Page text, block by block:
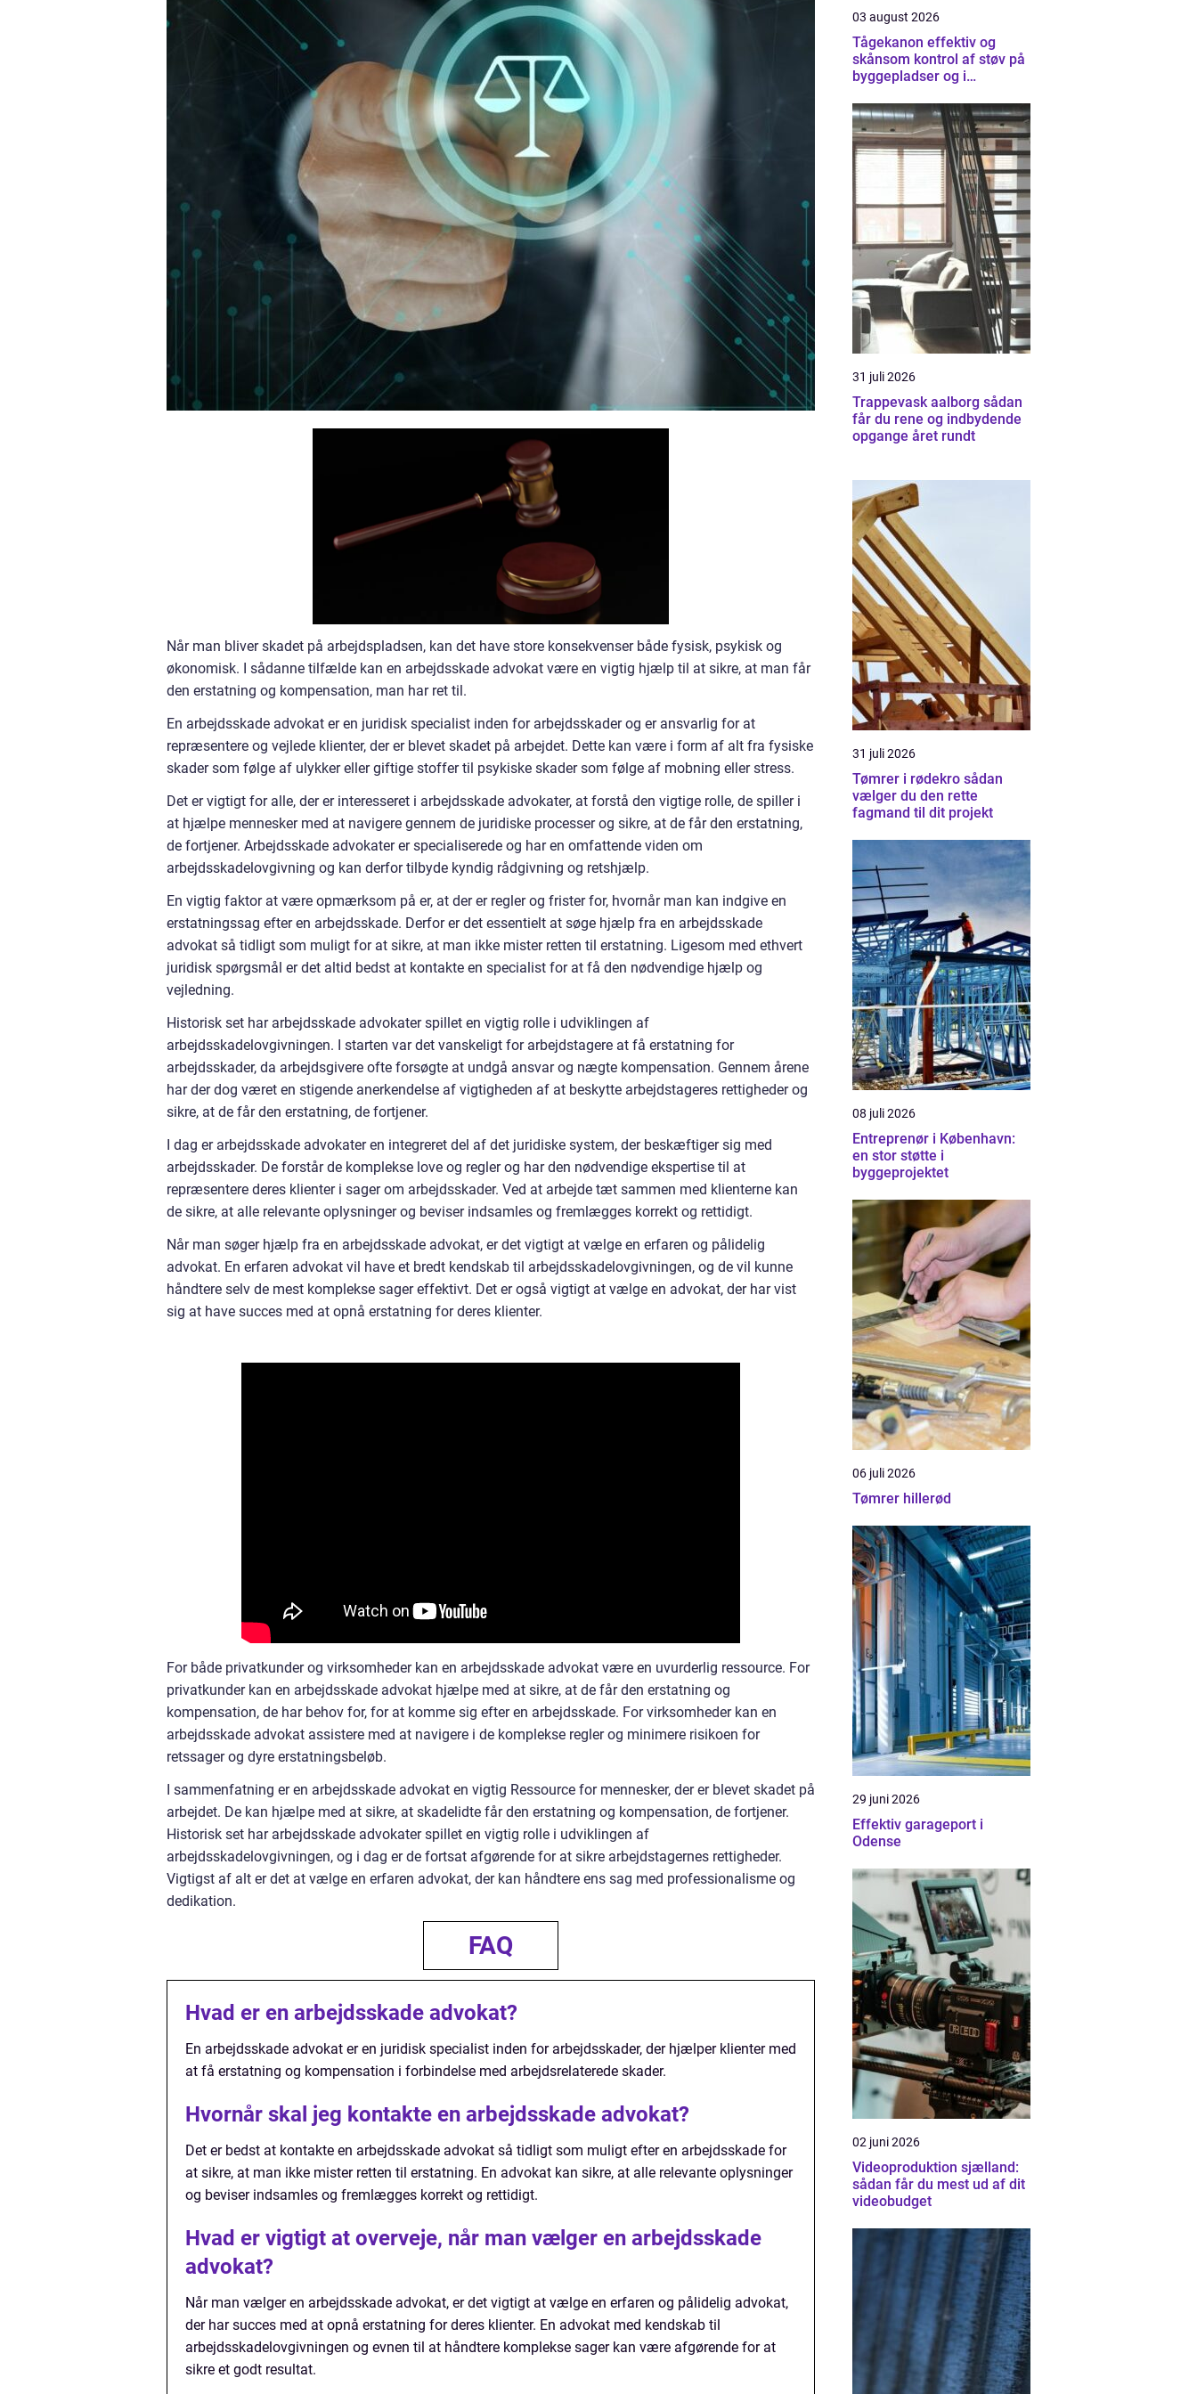
Når man bliver skadet på arbejdspladsen, kan det have store konsekvenser både fysisk, psykisk og
økonomisk. I sådanne tilfælde kan en arbejdsskade advokat være en vigtig hjælp til at sikre, at man får
den erstatning og kompensation, man har ret til.
En arbejdsskade advokat er en juridisk specialist inden for arbejdsskader og er ansvarlig for at
repræsentere og vejlede klienter, der er blevet skadet på arbejdet. Dette kan være i form af alt fra fysiske
skader som følge af ulykker eller giftige stoffer til psykiske skader som følge af mobning eller stress.
Det er vigtigt for alle, der er interesseret i arbejdsskade advokater, at forstå den vigtige rolle, de spiller i
at hjælpe mennesker med at navigere gennem de juridiske processer og sikre, at de får den erstatning,
de fortjener. Arbejdsskade advokater er specialiserede og har en omfattende viden om
arbejdsskadelovgivning og kan derfor tilbyde kyndig rådgivning og retshjælp.
En vigtig faktor at være opmærksom på er, at der er regler og frister for, hvornår man kan indgive en
erstatningssag efter en arbejdsskade. Derfor er det essentielt at søge hjælp fra en arbejdsskade
advokat så tidligt som muligt for at sikre, at man ikke mister retten til erstatning. Ligesom med ethvert
juridisk spørgsmål er det altid bedst at kontakte en specialist for at få den nødvendige hjælp og
vejledning.
Historisk set har arbejdsskade advokater spillet en vigtig rolle i udviklingen af
arbejdsskadelovgivningen. I starten var det vanskeligt for arbejdstagere at få erstatning for
arbejdsskader, da arbejdsgivere ofte forsøgte at undgå ansvar og nægte kompensation. Gennem årene
har der dog været en stigende anerkendelse af vigtigheden af at beskytte arbejdstageres rettigheder og
sikre, at de får den erstatning, de fortjener.
I dag er arbejdsskade advokater en integreret del af det juridiske system, der beskæftiger sig med
arbejdsskader. De forstår de komplekse love og regler og har den nødvendige ekspertise til at
repræsentere deres klienter i sager om arbejdsskader. Ved at arbejde tæt sammen med klienterne kan
de sikre, at alle relevante oplysninger og beviser indsamles og fremlægges korrekt og rettidigt.
Når man søger hjælp fra en arbejdsskade advokat, er det vigtigt at vælge en erfaren og pålidelig
advokat. En erfaren advokat vil have et bredt kendskab til arbejdsskadelovgivningen, og de vil kunne
håndtere selv de mest komplekse sager effektivt. Det er også vigtigt at vælge en advokat, der har vist
sig at have succes med at opnå erstatning for deres klienter.
For både privatkunder og virksomheder kan en arbejdsskade advokat være en uvurderlig ressource. For
privatkunder kan en arbejdsskade advokat hjælpe med at sikre, at de får den erstatning og
kompensation, de har behov for, for at komme sig efter en arbejdsskade. For virksomheder kan en
arbejdsskade advokat assistere med at navigere i de komplekse regler og minimere risikoen for
retssager og dyre erstatningsbeløb.
I sammenfatning er en arbejdsskade advokat en vigtig Ressource for mennesker, der er blevet skadet på
arbejdet. De kan hjælpe med at sikre, at skadelidte får den erstatning og kompensation, de fortjener.
Historisk set har arbejdsskade advokater spillet en vigtig rolle i udviklingen af
arbejdsskadelovgivningen, og i dag er de fortsat afgørende for at sikre arbejdstagernes rettigheder.
Vigtigst af alt er det at vælge en erfaren advokat, der kan håndtere ens sag med professionalisme og
dedikation.
FAQ
Hvad er en arbejdsskade advokat?
En arbejdsskade advokat er en juridisk specialist inden for arbejdsskader, der hjælper klienter med
at få erstatning og kompensation i forbindelse med arbejdsrelaterede skader.
Hvornår skal jeg kontakte en arbejdsskade advokat?
Det er bedst at kontakte en arbejdsskade advokat så tidligt som muligt efter en arbejdsskade for
at sikre, at man ikke mister retten til erstatning. En advokat kan sikre, at alle relevante oplysninger
og beviser indsamles og fremlægges korrekt og rettidigt.
Hvad er vigtigt at overveje, når man vælger en arbejdsskade
advokat?
Når man vælger en arbejdsskade advokat, er det vigtigt at vælge en erfaren og pålidelig advokat,
der har succes med at opnå erstatning for deres klienter. En advokat med kendskab til
arbejdsskadelovgivningen og evnen til at håndtere komplekse sager kan være afgørende for at
sikre et godt resultat.
03 august 2026
Tågekanon effektiv og
skånsom kontrol af støv på
byggepladser og i
31 juli 2026
Trappevask aalborg sådan
får du rene og indbydende
opgange året rundt
31 juli 2026
Tømrer i rødekro sådan
vælger du den rette
fagmand til dit projekt
08 juli 2026
Entreprenør i København:
en stor støtte i
byggeprojektet
06 juli 2026
Tømrer hillerød
29 juni 2026
Effektiv garageport i
Odense
02 juni 2026
Videoproduktion sjælland:
sådan får du mest ud af dit
videobudget